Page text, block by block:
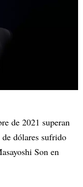
de 2021 superan
dólares sufrido
Son en